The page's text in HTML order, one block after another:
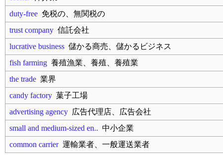
duty-free 免税の、無関税の
trust company 信託会社
lucrative business 儲かる商売、儲かるビジネス
fish farming 養殖漁業、養殖、養殖業
the trade 業界
candy factory 菓子工場
advertising agency 広告代理店、広告会社
small and medium-sized en.. 中小企業
common carrier運輸業者、一般運送業者